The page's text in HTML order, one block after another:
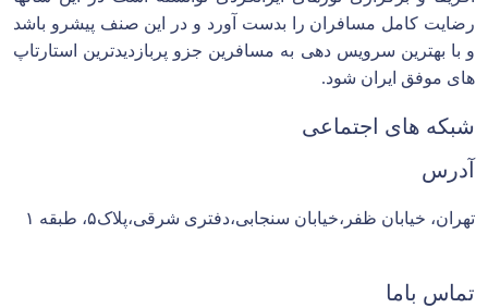
رضایت کامل مسافران را بدست آورد و در این صنف پیشرو باشد
و با بهترین سرویس دهی به مسافرین جزو پربازدیدترین استارتاپ
های موفق ایران شود.
شبکه های اجتماعی
آدرس
تهران، خیابان ظفر،خیابان سنجابی،دفتری شرقی،پلاک۵، طبقه ۱
تماس باما